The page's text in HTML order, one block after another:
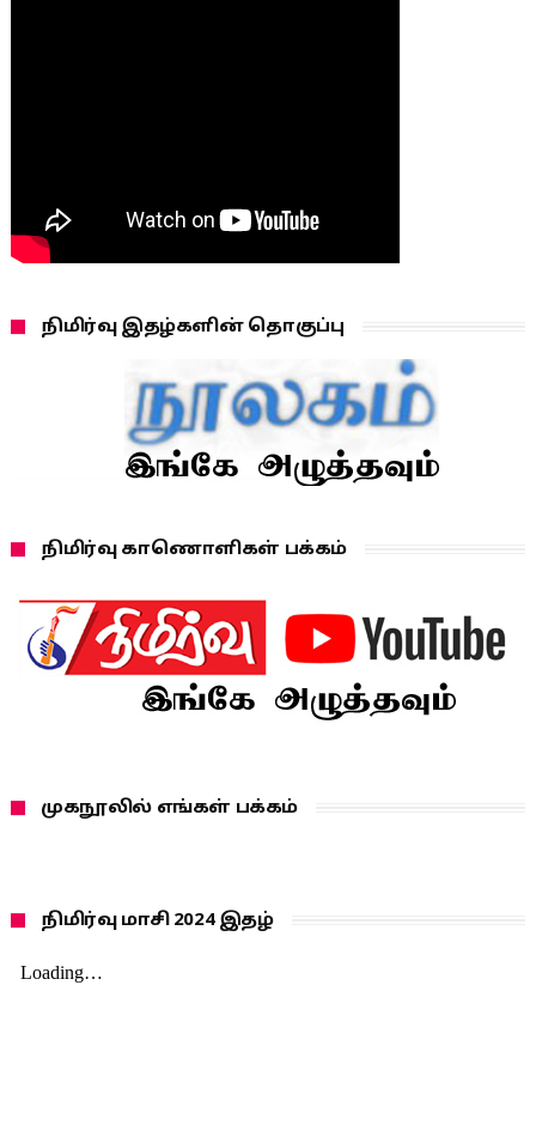
நிமிர்வு இதழ்களின் தொகுப்பு
நிமிர்வு காணொளிகள் பக்கம்
முகநூலில் எங்கள் பக்கம்
நிமிர்வு மாசி 2024 இதழ்